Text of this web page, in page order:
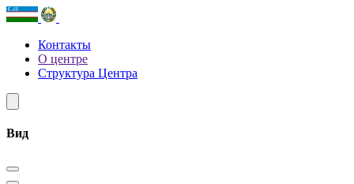
Контакты
О центре
Структура Центра
Вид